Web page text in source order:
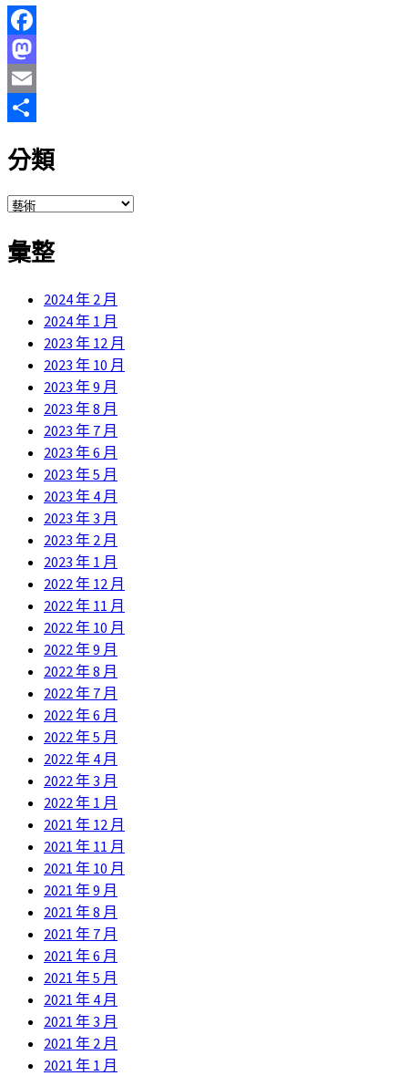
Facebook
Mastodon
Email
享
分類
分
彙整
2024 年 2 月
2024 年 1 月
2023 年 12 月
2023 年 10 月
2023 年 9 月
2023 年 8 月
2023 年 7 月
2023 年 6 月
2023 年 5 月
2023 年 4 月
2023 年 3 月
2023 年 2 月
2023 年 1 月
2022 年 12 月
2022 年 11 月
2022 年 10 月
2022 年 9 月
2022 年 8 月
2022 年 7 月
2022 年 6 月
2022 年 5 月
2022 年 4 月
2022 年 3 月
2022 年 1 月
2021 年 12 月
2021 年 11 月
2021 年 10 月
2021 年 9 月
2021 年 8 月
2021 年 7 月
2021 年 6 月
2021 年 5 月
2021 年 4 月
2021 年 3 月
2021 年 2 月
2021 年 1 月